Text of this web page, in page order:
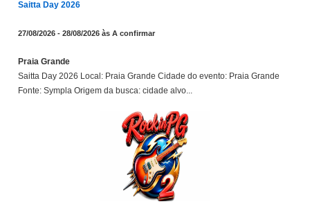
Saitta Day 2026
27/08/2026 - 28/08/2026 às A confirmar
Praia Grande
Saitta Day 2026 Local: Praia Grande Cidade do evento: Praia Grande
Fonte: Sympla Origem da busca: cidade alvo...